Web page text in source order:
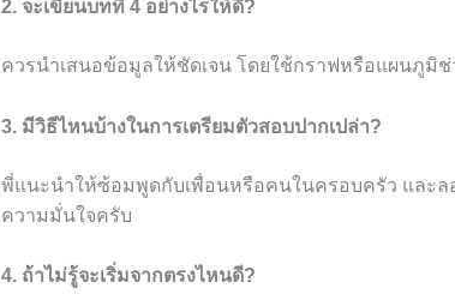
2. จะเขียนบทที่ 4 อย่างไรให้ดี?
ควรนำเสนอข้อมูลให้ชัดเจน โดยใช้กราฟหรือแผนภูมิช่
3. มีวิธีไหนบ้างในการเตรียมตัวสอบปากเปล่า?
พี่แนะนำให้ซ้อมพูดกับเพื่อนหรือคนในครอบครัว และล
ความมั่นใจครับ
4. ถ้าไม่รู้จะเริ่มจากตรงไหนดี?